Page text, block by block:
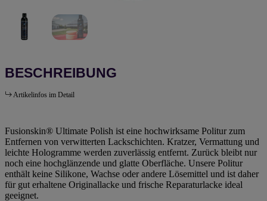
BESCHREIBUNG
Artikelinfos im Detail
Fusionskin® Ultimate Polish ist eine hochwirksame Politur zum
Entfernen von verwitterten Lackschichten. Kratzer, Vermattung und
leichte Hologramme werden zuverlässig entfernt. Zurück bleibt nur
noch eine hochglänzende und glatte Oberfläche. Unsere Politur
enthält keine Silikone, Wachse oder andere Lösemittel und ist daher
für gut erhaltene Originallacke und frische Reparaturlacke ideal
geeignet.